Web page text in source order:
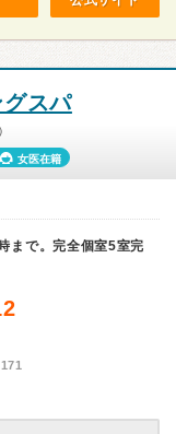
スパ
女医在籍
まで。完全個室5室完
171